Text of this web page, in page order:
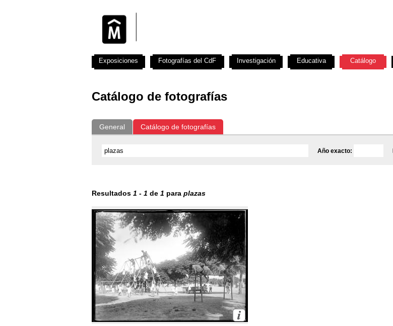
Catálogo de fotografías
General Catálogo de fotografías
Año exacto:
Resultados 1 - 1 de 1 para plazas
Exposiciones Fotografías del CdF Investigación Educativa Catálogo